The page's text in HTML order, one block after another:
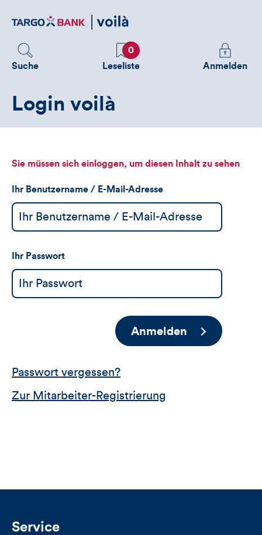
zum
Suche
Favoriten
0
Leseliste
Melden
Sie
sehen
Anmelden
Login voilà
Sie müssen sich einloggen, um diesen Inhalt zu sehen
Ihr Benutzername / E-Mail-Adresse
Ihr Passwort
Anmelden
Passwort vergessen?
Zur Mitarbeiter-Registrierung
Service